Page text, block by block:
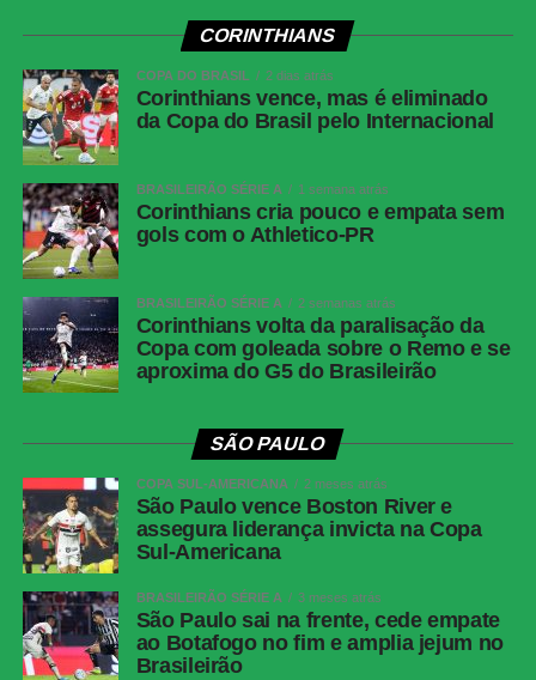
CORINTHIANS
COPA DO BRASIL 2 dias atrás
Corinthians vence, mas é eliminado
da Copa do Brasil pelo Internacional
BRASILEIRÃO SÉRIE A 1 semana atrás
Corinthians cria pouco e empata sem
gols com o Athletico-PR
BRASILEIRÃO SÉRIE A 2 semanas atrás
Corinthians volta da paralisação da
Copa com goleada sobre o Remo e se
aproxima do G5 do Brasileirão
SÃO PAULO
COPA SUL-AMERICANA 2 meses atrás
São Paulo vence Boston River e
assegura liderança invicta na Copa
Sul-Americana
BRASILEIRÃO SÉRIE A 3 meses atrás
São Paulo sai na frente, cede empate
ao Botafogo no fim e amplia jejum no
Brasileirão